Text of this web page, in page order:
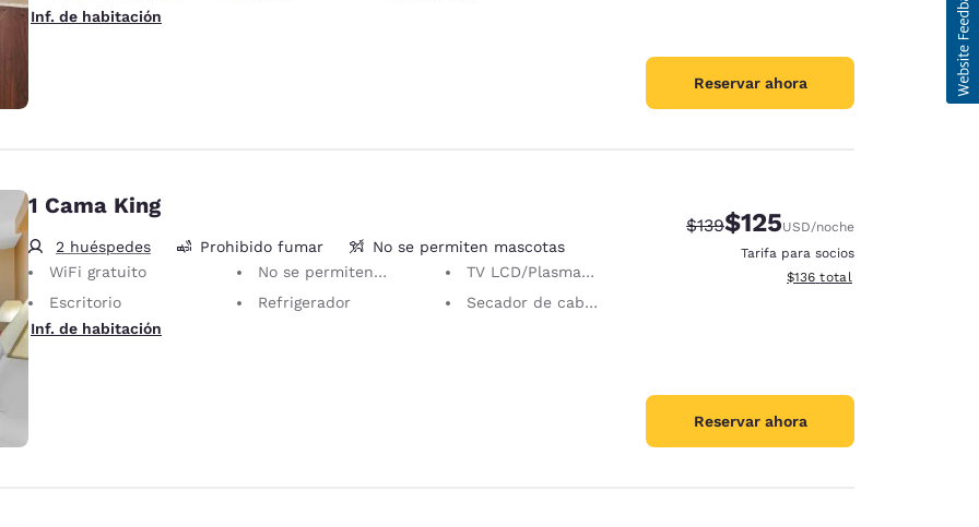
Inf. de habitación
Reservar ahora
1 Cama King
2 huéspedes Prohibido fumar
No se permiten mascotas
WiFi gratuito
No se permiten mascotas Solo se permiten animales de servicio, sin cargo.
TV LCD/Plasma de 40 pulgadas
Escritorio
Refrigerador
Secador de cabello
Inf. de habitación
Precio tachado:
$139Precio con descuento:
$125USD/noche
Tarifa para socios
Ver detalles del total
$136 total
Reservar ahora